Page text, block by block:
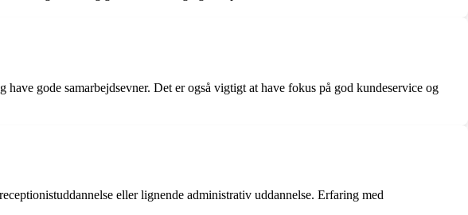
gode samarbejdsevner. Det er også vigtigt at have fokus på god kundeservice og
eller lignende administrativ uddannelse. Erfaring med